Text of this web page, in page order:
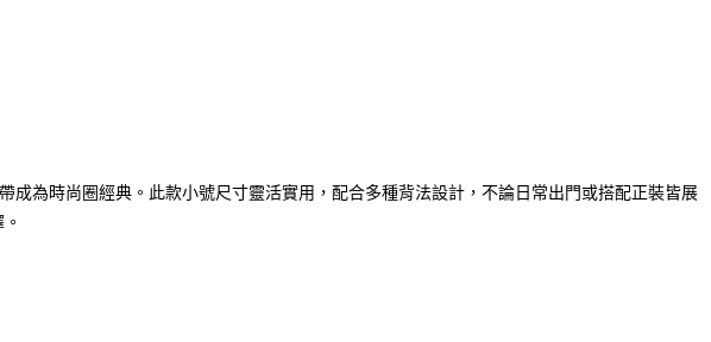
為時尚圈經典。此款小號尺寸靈活實用，配合多種背法設計，不論日常出門或搭配正裝皆展